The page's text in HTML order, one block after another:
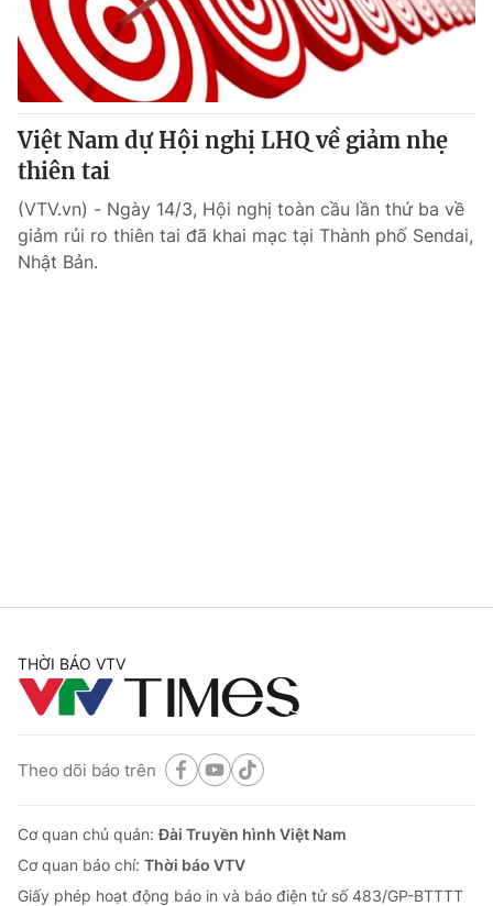
Việt Nam dự Hội nghị LHQ về giảm nhẹ
thiên tai
(VTV.vn) - Ngày 14/3, Hội nghị toàn cầu lần thứ ba về
giảm rủi ro thiên tai đã khai mạc tại Thành phố Sendai,
Nhật Bản.
THỜI BÁO VTV
Theo dõi báo trên
Cơ quan chủ quản:Đài Truyền hình Việt Nam
Cơ quan báo chí: Thời báo VTV
Giấy phép hoạt động báo in và báo điện tử số 483/GP-BTTTT